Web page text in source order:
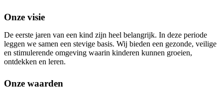
Onze visie
De eerste jaren van een kind zijn heel belangrijk. In deze periode
leggen we samen een stevige basis. Wij bieden een gezonde, veilige
en stimulerende omgeving waarin kinderen kunnen groeien,
ontdekken en leren.
Onze waarden